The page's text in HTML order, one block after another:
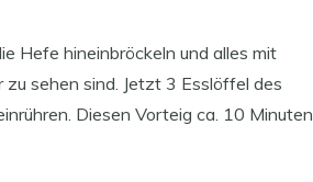
Hefe hineinbröckeln und alles mit
zu sehen sind. Jetzt 3 Esslöffel des
Diesen Vorteig ca. 10 Minuten